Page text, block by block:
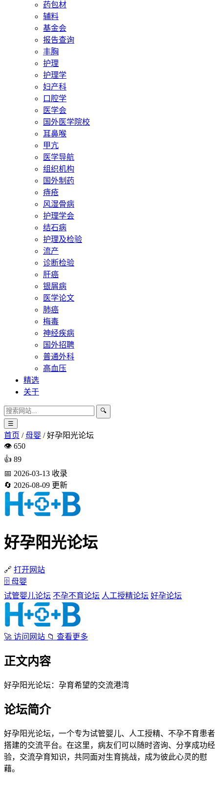
药包材
辅料
基金会
报告查询
丰胸
护理
护理学
妇产科
口腔学
医学会
国外医学院校
耳鼻喉
甲亢
医学导航
组织机构
国外制药
痔疮
风湿骨病
护理学会
结石病
护理及检验
流产
诊断检验
肝癌
银屑病
医学论文
肺癌
梅毒
神经疾病
国外招聘
普通外科
高血压
精选
关于
🔍
☰
首页 / 母婴 / 好孕阳光论坛
👁️ 650
👍 89
📅 2026-03-13 收录
🔄 2026-08-09 更新
好孕阳光论坛
🔗 打开网站
🗄 母婴
试管婴儿论坛 不孕不育论坛 人工授精论坛 好孕论坛
🚀 访问网站 📁 查看更多
正文内容
好孕阳光论坛：孕育希望的交流港湾
论坛简介
好孕阳光论坛，一个专为试管婴儿、人工授精、不孕不育患者
搭建的交流平台。在这里，病友们可以随时咨询、分享成功经
验，交流孕育知识，共同面对生育挑战，成为彼此心灵的慰
藉。